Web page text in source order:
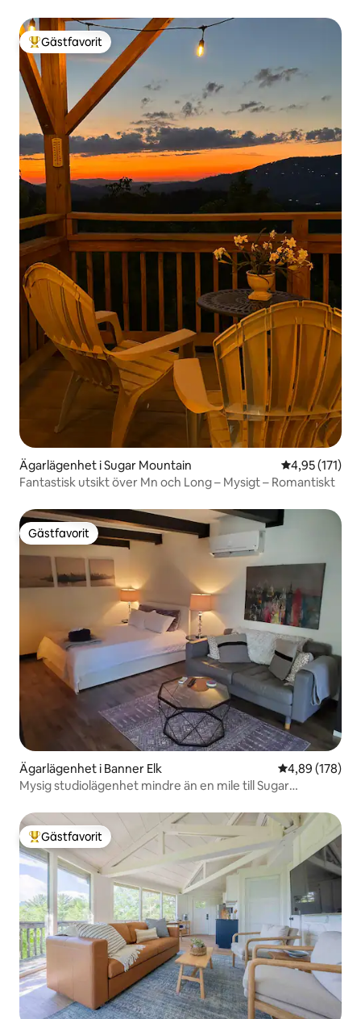
Populär gästfavorit
Gästfavorit
Ägarlägenhet i Sugar Mountain 4,95 av 5 i
4,95 (171)
Fantastisk utsikt över Mn och Long – Mysigt – Romantiskt
Gästfavorit
Gästfavorit
Ägarlägenhet i Banner Elk 4,89 av 5 i
4,89 (178)
Mysig studiolägenhet mindre än en mile till Sugar
Populär gästfavorit
Gästfavorit